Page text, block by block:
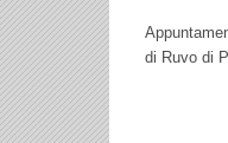
di Ruvo di